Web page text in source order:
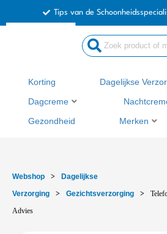
Tips van de
Korting Dagelijkse
Dagcreme
Gezondheid Merken
Webshop >
Dagelijkse
Verzorging
> Gezichtsverzorging >
Advies